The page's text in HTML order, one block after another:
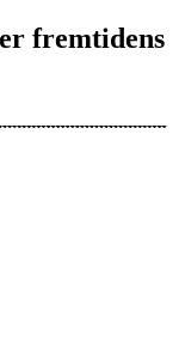
fremtidens